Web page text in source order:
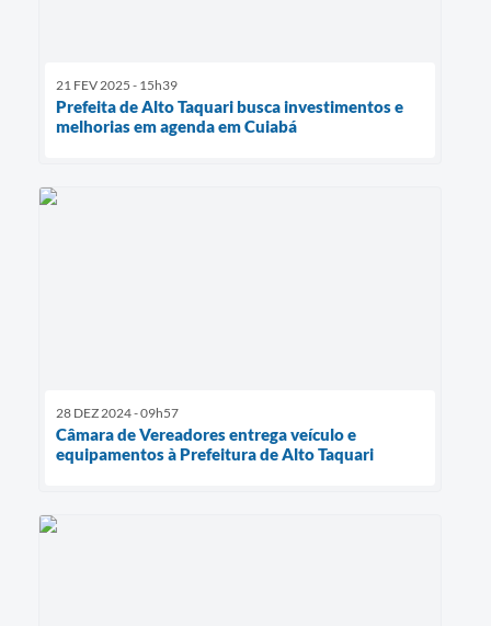
21 FEV 2025 - 15h39
Prefeita de Alto Taquari busca investimentos e
melhorias em agenda em Cuiabá
28 DEZ 2024 - 09h57
Câmara de Vereadores entrega veículo e
equipamentos à Prefeitura de Alto Taquari